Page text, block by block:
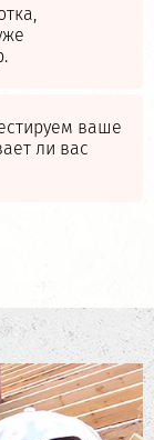
ваше
ли вас